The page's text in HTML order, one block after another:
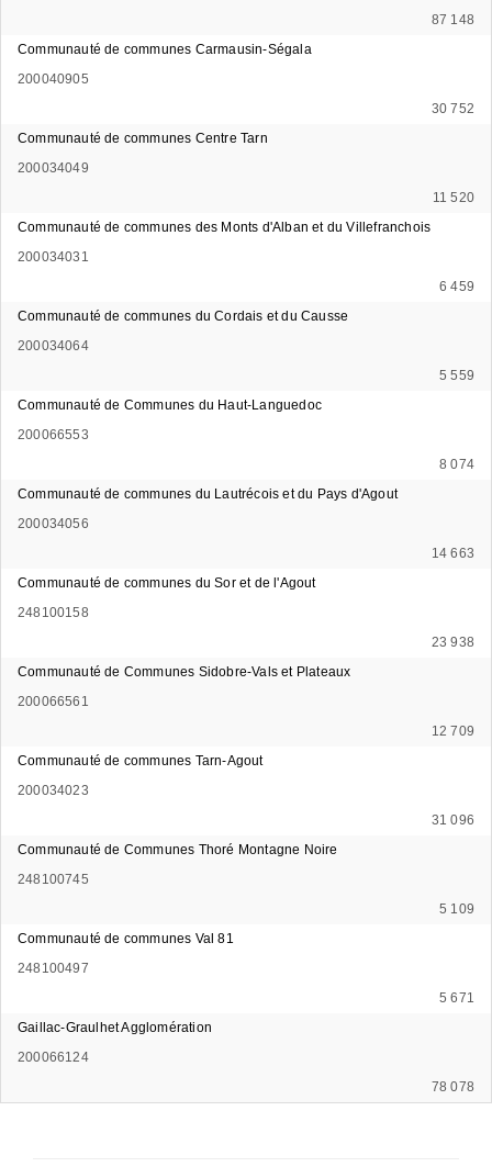
87 148
Communauté de communes Carmausin-Ségala
200040905
30 752
Communauté de communes Centre Tarn
200034049
11 520
Communauté de communes des Monts d'Alban et du Villefranchois
200034031
6 459
Communauté de communes du Cordais et du Causse
200034064
5 559
Communauté de Communes du Haut-Languedoc
200066553
8 074
Communauté de communes du Lautrécois et du Pays d'Agout
200034056
14 663
Communauté de communes du Sor et de l'Agout
248100158
23 938
Communauté de Communes Sidobre-Vals et Plateaux
200066561
12 709
Communauté de communes Tarn-Agout
200034023
31 096
Communauté de Communes Thoré Montagne Noire
248100745
5 109
Communauté de communes Val 81
248100497
5 671
Gaillac-Graulhet Agglomération
200066124
78 078